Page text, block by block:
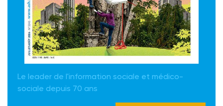
Le leader de l'information sociale et médico-
sociale depuis 70 ans